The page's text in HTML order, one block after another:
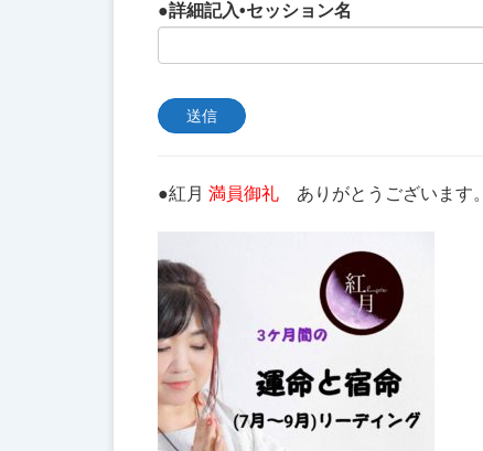
●詳細記入•セッション名
●紅月 満員御礼 ありがとうございます。